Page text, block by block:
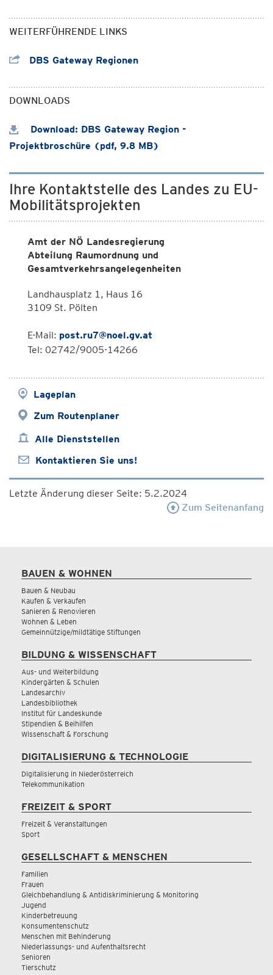
WEITERFÜHRENDE LINKS
DBS Gateway Regionen
DOWNLOADS
Download: DBS Gateway Region -
Projektbroschüre (pdf, 9.8 MB)
Ihre Kontaktstelle des Landes zu EU-
Mobilitätsprojekten
Amt der NÖ Landesregierung
Abteilung Raumordnung und
Gesamtverkehrsangelegenheiten
Landhausplatz 1, Haus 16
3109 St. Pölten
E-Mail: post.ru7@noel.gv.at
Tel: 02742/9005-14266
Lageplan
Zum Routenplaner
Alle Dienststellen
Kontaktieren Sie uns!
Letzte Änderung dieser Seite: 5.2.2024
Zum Seitenanfang
BAUEN & WOHNEN
Bauen & Neubau
Kaufen & Verkaufen
Sanieren & Renovieren
Wohnen & Leben
Gemeinnützige/mildtätige Stiftungen
BILDUNG & WISSENSCHAFT
Aus- und Weiterbildung
Kindergärten & Schulen
Landesarchiv
Landesbibliothek
Institut für Landeskunde
Stipendien & Beihilfen
Wissenschaft & Forschung
DIGITALISIERUNG & TECHNOLOGIE
Digitalisierung in Niederösterreich
Telekommunikation
FREIZEIT & SPORT
Freizeit & Veranstaltungen
Sport
GESELLSCHAFT & MENSCHEN
Familien
Frauen
Gleichbehandlung & Antidiskriminierung & Monitoring
Jugend
Kinderbetreuung
Konsumentenschutz
Menschen mit Behinderung
Niederlassungs- und Aufenthaltsrecht
Senioren
Tierschutz